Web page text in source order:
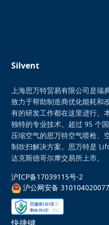
Silvent
上海思万特贸易有限公司是瑞
致力于帮助制造商优化能耗和
有的研发工作都在这里进行。
独特的专业技术。超过 95 个
压缩空气的思万特空气喷枪、
制吹扫解决方案。思万特是
达克斯德哥尔摩交易所上市。
沪ICP备17039115号-2
沪公网安备